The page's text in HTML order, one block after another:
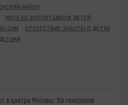
РАЙОН
МАТЬ НЕ ВОСПИТЫВАЛА ДЕТЕЙ
САМ
ОТСУТСТВИЕ ЗАБОТЫ О ДЕТЯХ
в центре Москвы: На генералов